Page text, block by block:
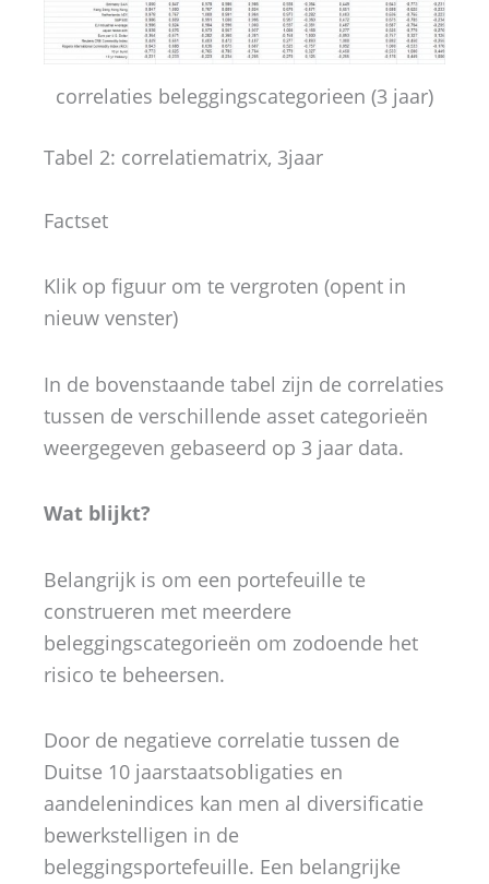
correlaties beleggingscategorieen (3 jaar)
Tabel 2: correlatiematrix, 3jaar
Factset
Klik op figuur om te vergroten (opent in
nieuw venster)
In de bovenstaande tabel zijn de correlaties
tussen de verschillende asset categorieën
weergegeven gebaseerd op 3 jaar data.
Wat blijkt?
Belangrijk is om een portefeuille te
construeren met meerdere
beleggingscategorieën om zodoende het
risico te beheersen.
Door de negatieve correlatie tussen de
Duitse 10 jaarstaatsobligaties en
aandelenindices kan men al diversificatie
bewerkstelligen in de
beleggingsportefeuille. Een belangrijke